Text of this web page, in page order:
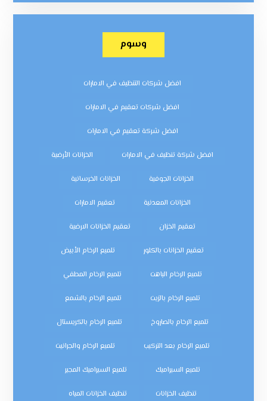
وسوم
افضل شركات التنظيف في الامارات
افضل شركات تعقيم في الامارات
افضل شركة تعقيم في الامارات
افضل شركة تنظيف في الامارات الخزانات الأرضية
الخزانات الجوفية الخزانات الخرسانية
الخزانات المعدنية تعقيم الامارات
تعقيم الخزان تعقيم الخزانات الارضية
تعقيم الخزانات بالكلور تلميع الرخام الأبيض
تلميع الرخام الباهت تلميع الرخام المطفي
تلميع الرخام بالزيت تلميع الرخام بالشمع
تلميع الرخام بالصاروخ تلميع الرخام بالكريستال
تلميع الرخام بعد التركيب تلميع الرخام والجرانيت
تلميع السيراميك تلميع السيراميك المجير
تنظيف الخزانات تنظيف الخزانات المياه